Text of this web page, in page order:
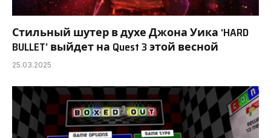
Стильный шутер в духе Джона Уика ‘HARD
BULLET’ выйдет на Quest 3 этой весной
25.03.2025